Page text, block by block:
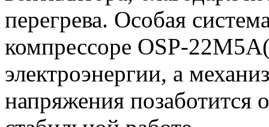
перегрева. Особая
компрессоре OSP-
электроэнергии, а
напряжения позаботится